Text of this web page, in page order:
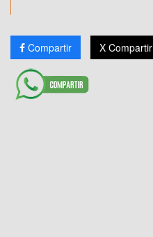
Compartir X Compartir